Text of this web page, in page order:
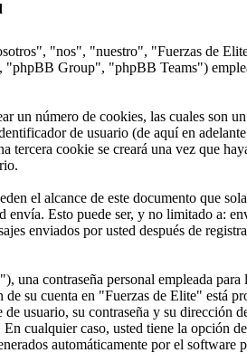
"nos", "nuestro", "Fuerzas de
Group", "phpBB Teams")
un número de cookies, las cuales son
de usuario (de aquí en
cookie se creará una vez que
el alcance de este documento que
Esto puede ser, y no limitado a:
enviados por usted después de
una contraseña personal empleada
su cuenta en "Fuerzas de Elite" está
usuario, su contraseña y su dirección
cualquier caso, usted tiene la opción
automáticamente por el software